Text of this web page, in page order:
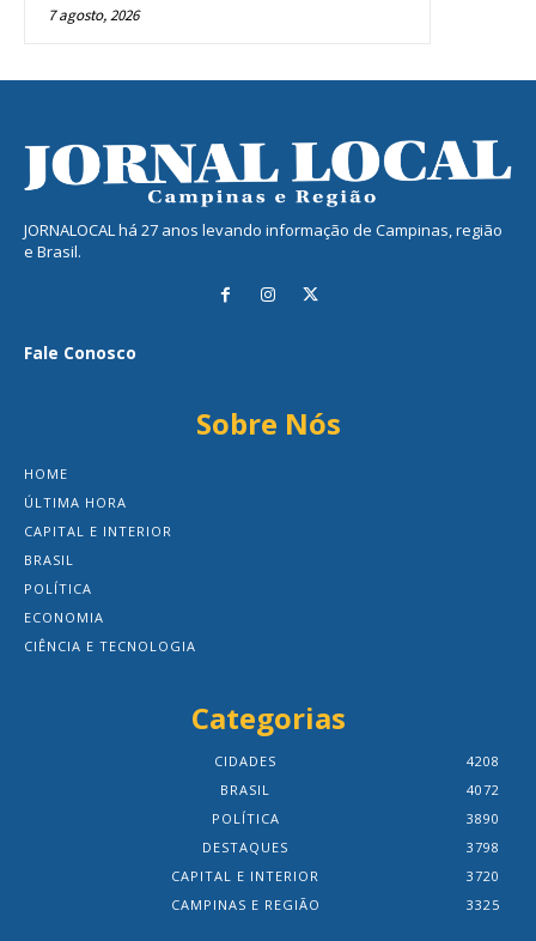
7 agosto, 2026
JORNALOCAL há 27 anos levando informação de Campinas, região
e Brasil.
Fale Conosco
Sobre Nós
HOME
ÚLTIMA HORA
CAPITAL E INTERIOR
BRASIL
POLÍTICA
ECONOMIA
CIÊNCIA E TECNOLOGIA
Categorias
CIDADES
4208
BRASIL
4072
POLÍTICA
3890
DESTAQUES
3798
CAPITAL E INTERIOR
3720
CAMPINAS E REGIÃO
3325